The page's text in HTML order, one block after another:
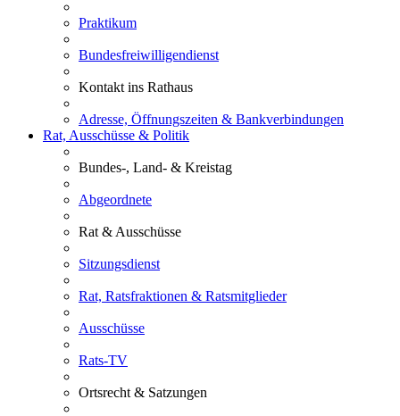
Praktikum
Bundesfreiwilligendienst
Kontakt ins Rathaus
Adresse, Öffnungszeiten & Bankverbindungen
Rat, Ausschüsse & Politik
Bundes-, Land- & Kreistag
Abgeordnete
Rat & Ausschüsse
Sitzungsdienst
Rat, Ratsfraktionen & Ratsmitglieder
Ausschüsse
Rats-TV
Ortsrecht & Satzungen